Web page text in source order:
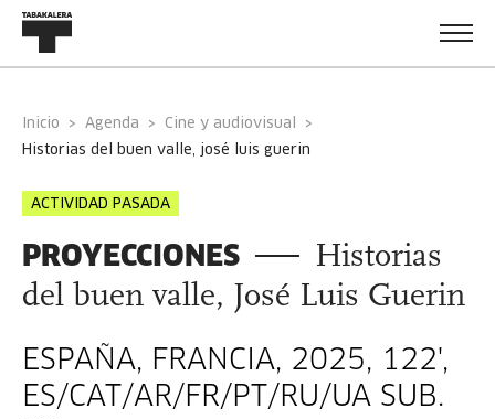
Inicio Agenda
Cine y audiovisual
historias del buen valle, josé luis guerin
ACTIVIDAD PASADA
PROYECCIONES
Historias
del buen valle, José Luis Guerin
ESPAÑA, FRANCIA, 2025, 122',
ES/CAT/AR/FR/PT/RU/UA SUB.